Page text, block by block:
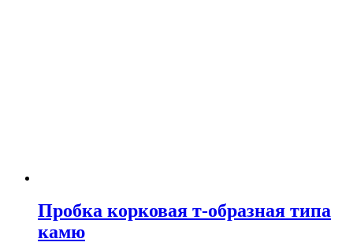
Пробка корковая т-образная типа
камю